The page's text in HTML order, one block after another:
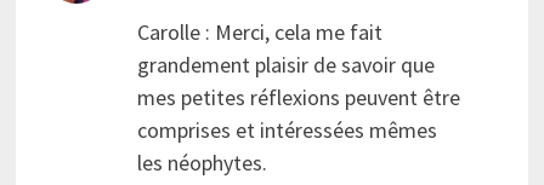
Carolle : Merci, cela me fait
grandement plaisir de savoir que
mes petites réflexions peuvent être
comprises et intéressées mêmes
les néophytes.